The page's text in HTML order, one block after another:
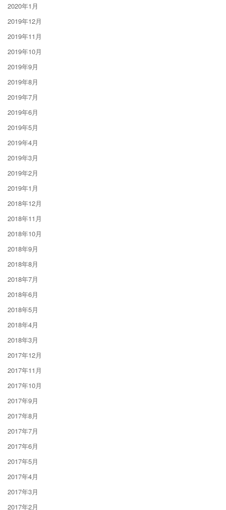
2020年1月
2019年12月
2019年11月
2019年10月
2019年9月
2019年8月
2019年7月
2019年6月
2019年5月
2019年4月
2019年3月
2019年2月
2019年1月
2018年12月
2018年11月
2018年10月
2018年9月
2018年8月
2018年7月
2018年6月
2018年5月
2018年4月
2018年3月
2017年12月
2017年11月
2017年10月
2017年9月
2017年8月
2017年7月
2017年6月
2017年5月
2017年4月
2017年3月
2017年2月